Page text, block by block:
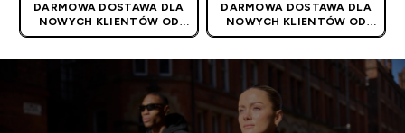
DARMOWA DOSTAWA DLA
NOWYCH KLIENTÓW OD
180PLN| PROMOCJA
DARMOWA DOSTAWA DLA
NOWYCH KLIENTÓW OD
180PLN| PROMOCJA